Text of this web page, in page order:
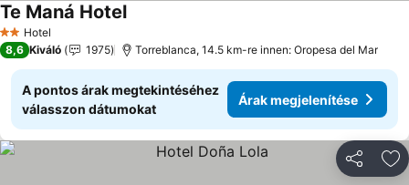
2 Kategória
Hotel
Te Maná HotelÁrak megjelenítése
8,6 Kiváló 1975 Torreblanca, 14.5 km-re innen: Oropesa del Mar
A pontos árak megtekintéséhez
válasszon dátumokat
Árak megjelenítése